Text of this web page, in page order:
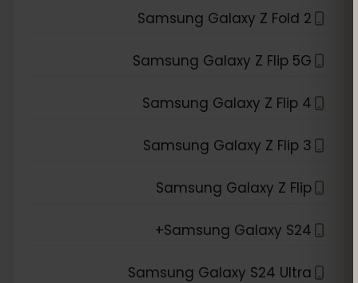
Samsung Galaxy Z Fold 2
Samsung Galaxy Z Flip 5G
Samsung Galaxy Z Flip 4
Samsung Galaxy Z Flip 3
Samsung Galaxy Z Flip
Samsung Galaxy S24+
Samsung Galaxy S24 Ultra